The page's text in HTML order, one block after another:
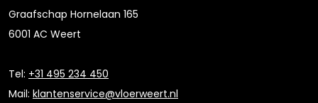
Graafschap Hornelaan 165
6001 AC Weert
Tel: +31 495 234 450
Mail: klantenservice@vloerweert.nl